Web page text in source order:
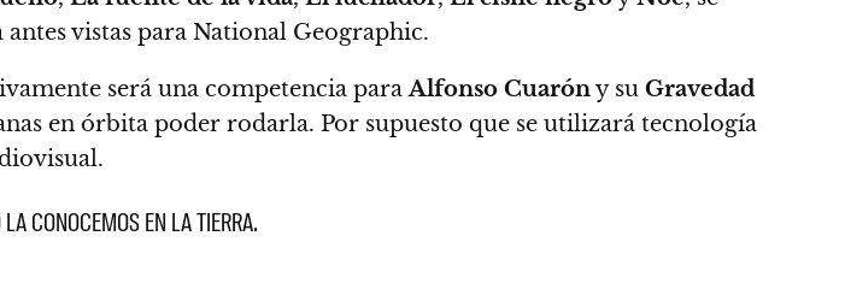
vistas para National Geographic.
será una competencia paraAlfonso Cuaróny su Gravedad
en órbita poder rodarla. Por supuesto que se utilizará tecnología
CONOCEMOS EN LA TIERRA.